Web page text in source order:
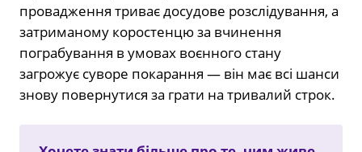
провадження триває досудове розслідування, а
затриманому коростенцю за вчинення
пограбування в умовах воєнного стану
загрожує суворе покарання — він має всі шанси
знову повернутися за грати на тривалий строк.